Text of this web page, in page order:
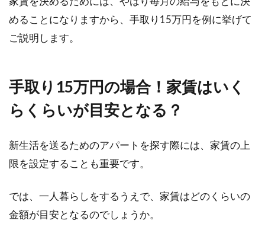
かない場合が...
木造の賃貸物件は騒音トラブルが多
い？騒音対策をしよう！
音の問題で悩んだ経験が、一度や二度ある方も
多いのではな...
1LDK賃貸をレイアウト！赤ちゃんが
めることになりますから、手取り15万円を例に挙げて
ご説明します。
手取り15万円の場合！家賃はいく
らくらいが目安となる？
新生活を送るためのアパートを探す際には、家賃の上
限を設定することも重要です。
では、一人暮らしをするうえで、家賃はどのくらいの
金額が目安となるのでしょうか。